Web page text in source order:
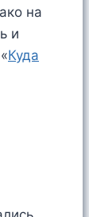
на
и
Куда